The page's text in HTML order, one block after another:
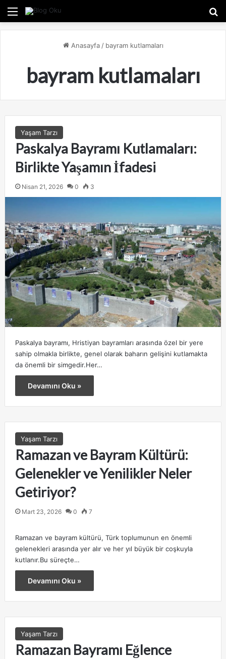
Menü
Anasayfa / bayram kutlamaları
bayram kutlamaları
Yaşam Tarzı
Paskalya Bayramı Kutlamaları:
Birlikte Yaşamın İfadesi
Nisan 21, 2026 0 3
Paskalya bayramı, Hristiyan bayramları arasında özel bir yere
sahip olmakla birlikte, genel olarak baharın gelişini kutlamakta
da önemli bir simgedir.Her…
Devamını Oku »
Yaşam Tarzı
Ramazan ve Bayram Kültürü:
Gelenekler ve Yenilikler Neler
Getiriyor?
Mart 23, 2026 0 7
Ramazan ve bayram kültürü, Türk toplumunun en önemli
gelenekleri arasında yer alır ve her yıl büyük bir coşkuyla
kutlanır.Bu süreçte…
Devamını Oku »
Yaşam Tarzı
Ramazan Bayramı Eğlence